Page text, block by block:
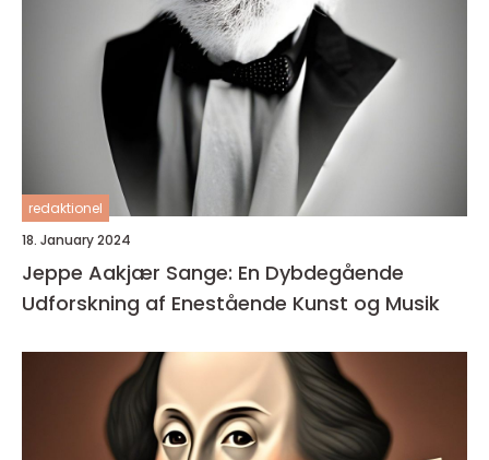
redaktionel
18. January 2024
Jeppe Aakjær Sange: En Dybdegående
Udforskning af Enestående Kunst og Musik